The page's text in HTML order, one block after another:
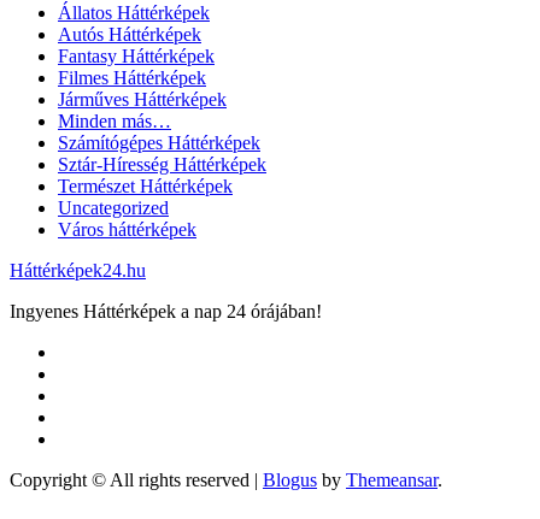
Állatos Háttérképek
Autós Háttérképek
Fantasy Háttérképek
Filmes Háttérképek
Járműves Háttérképek
Minden más…
Számítógépes Háttérképek
Sztár-Híresség Háttérképek
Természet Háttérképek
Uncategorized
Város háttérképek
Háttérképek24.hu
Ingyenes Háttérképek a nap 24 órájában!
Copyright © All rights reserved | Blogus by Themeansar.